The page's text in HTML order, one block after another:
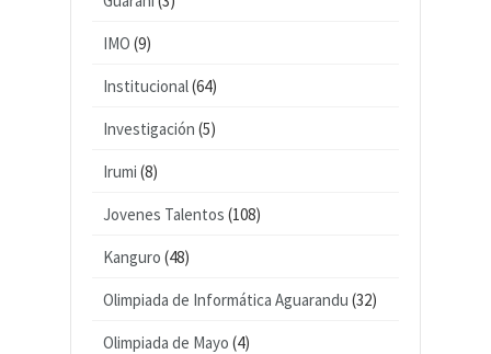
IMO (9)
Institucional(64)
Investigación (5)
Irumi (8)
Jovenes Talentos (108)
Kanguro (48)
Olimpiada de Informática Aguarandu (32)
Olimpiada de Mayo (4)